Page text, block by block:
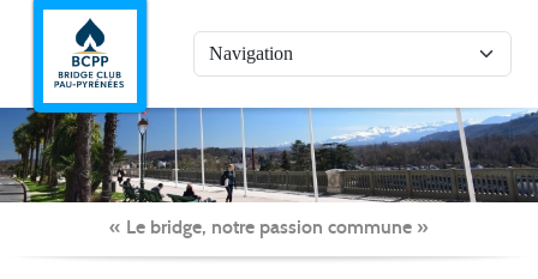
« Le bridge, notre passion commune »
Panneau de gestion des cookies